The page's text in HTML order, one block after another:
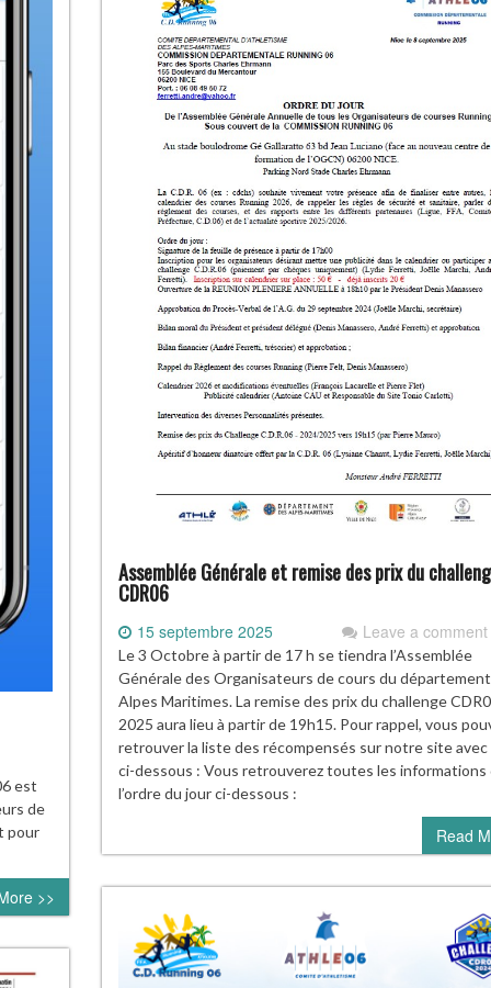
est
de
pour
>>
Assemblée Générale et remise des prix du
CDR06
15 septembre 2025 Leave a comment
Le 3 Octobre à partir de 17 h se tiendra l’Assemblée
Générale des Organisateurs de cours du
Alpes Maritimes. La remise des prix du challenge
2025 aura lieu à partir de 19h15. Pour rappel, vous
retrouver la liste des récompensés sur notre site avec
ci-dessous : Vous retrouverez toutes les informations
l’ordre du jour ci-dessous :
Read